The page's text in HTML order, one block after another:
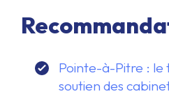
Pointe-à-Pitre :
soutien des